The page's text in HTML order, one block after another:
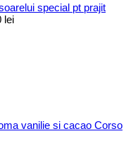
special pt prajit
lei
vanilie si cacao Corso